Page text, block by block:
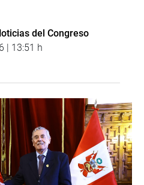
del Congreso
| 13:51 h